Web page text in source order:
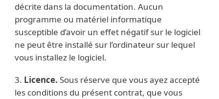
décrite dans la documentation. Aucun
programme ou matériel informatique
susceptible d’avoir un effet négatif sur le logiciel
ne peut être installé sur l’ordinateur sur lequel
vous installez le logiciel.
3. Licence. Sous réserve que vous ayez accepté
les conditions du présent contrat, que vous